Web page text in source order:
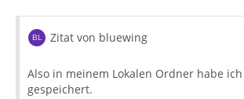
Zitat von bluewing
Also in meinem Lokalen Ordner habe
gespeichert.